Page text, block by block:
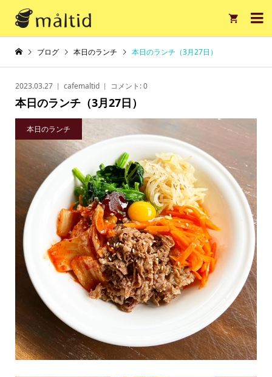

ブログ 本日のランチ 本日のランチ（3月27日）
2023.03.27 cafemaltid コメント:0
本日のランチ（3月27日）
本日のランチ